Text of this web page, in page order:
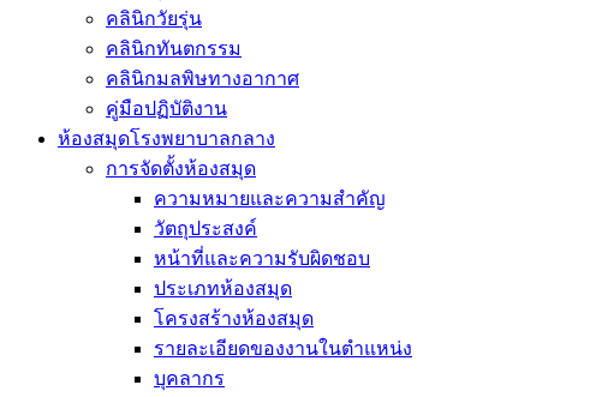
คลินิกวัยรุ่น
คลินิกทันตกรรม
คลินิกมลพิษทางอากาศ
คู่มือปฏิบัติงาน
ห้องสมุดโรงพยาบาลกลาง
การจัดตั้งห้องสมุด
ความหมายและความสำคัญ
วัตถุประสงค์
หน้าที่และความรับผิดชอบ
ประเภทห้องสมุด
โครงสร้างห้องสมุด
รายละเอียดของงานในตำแหน่ง
บุคลากร